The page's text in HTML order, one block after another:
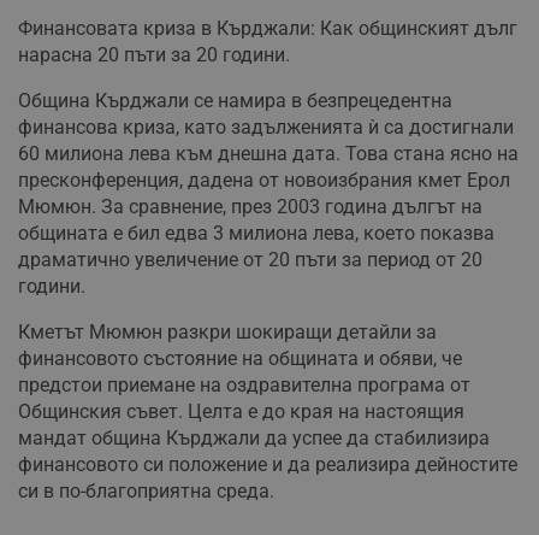
Финансовата криза в Кърджали: Как общинският дълг
нарасна 20 пъти за 20 години.
Община Кърджали се намира в безпрецедентна
финансова криза, като задълженията ѝ са достигнали
60 милиона лева към днешна дата. Това стана ясно на
пресконференция, дадена от новоизбрания кмет Ерол
Мюмюн. За сравнение, през 2003 година дългът на
общината е бил едва 3 милиона лева, което показва
драматично увеличение от 20 пъти за период от 20
години.
Кметът Мюмюн разкри шокиращи детайли за
финансовото състояние на общината и обяви, че
предстои приемане на оздравителна програма от
Общинския съвет. Целта е до края на настоящия
мандат община Кърджали да успее да стабилизира
финансовото си положение и да реализира дейностите
си в по-благоприятна среда.